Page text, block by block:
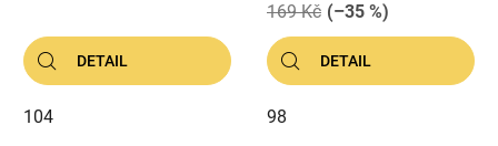
DETAIL
104
169 Kč (–35 %)
DETAIL
98